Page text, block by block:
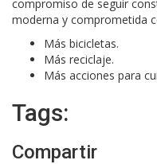
compromiso de seguir
moderna y comprometida
Más bicicletas.
Más reciclaje.
Más acciones para
Tags:
Compartir